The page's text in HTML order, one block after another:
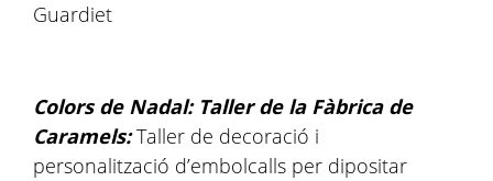
Guardiet
Colors de Nadal: Taller de la Fàbrica de
Caramels:Taller de decoració i
personalització d’embolcalls per dipositar